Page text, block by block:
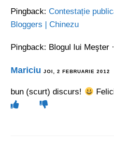
Pingback:Contestație
Bloggers | Chinezu
Pingback: Blogul lui Meşter
Mariciu JOI, 2 FEBRUARIE 2012
bun (scurt) discurs!